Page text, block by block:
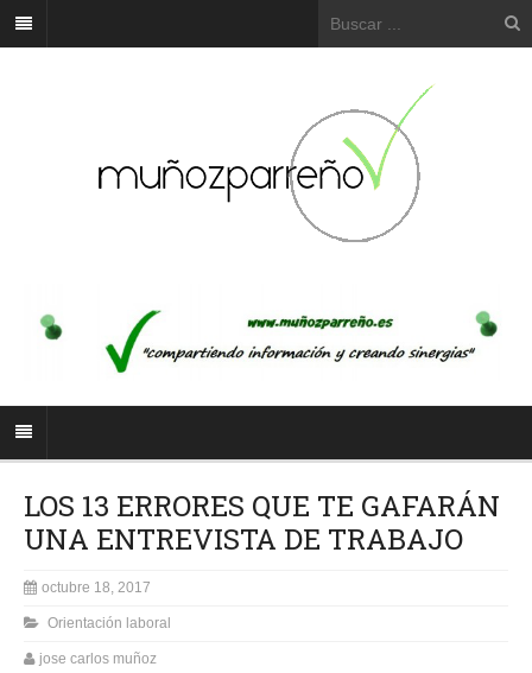
LOS 13 ERRORES QUE TE GAFARÁN
UNA ENTREVISTA DE TRABAJO
octubre 18, 2017
Orientación laboral
jose carlos muñoz